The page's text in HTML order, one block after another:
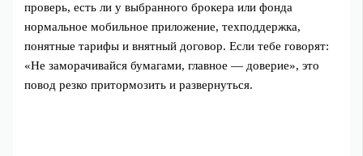
проверь, есть ли у выбранного брокера или фонда
нормальное мобильное приложение, техподдержка,
понятные тарифы и внятный договор. Если тебе говорят:
«Не заморачивайся бумагами, главное — доверие», это
повод резко притормозить и развернуться.